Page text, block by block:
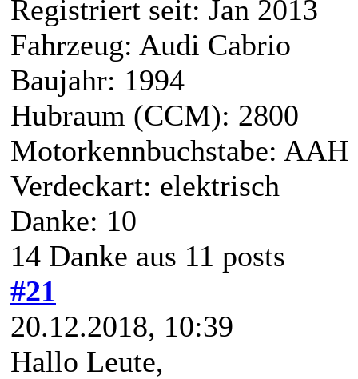
Registriert seit: Jan 2013
Fahrzeug: Audi Cabrio
Baujahr: 1994
Hubraum (CCM): 2800
Motorkennbuchstabe: AAH
Verdeckart: elektrisch
Danke: 10
14 Danke aus 11 posts
#21
20.12.2018, 10:39
Hallo Leute,